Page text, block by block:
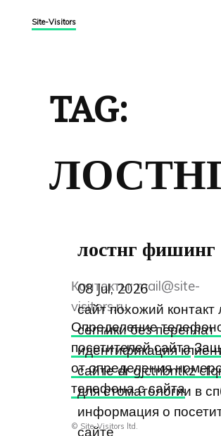
Site-Visitors
TAG:
лостнг фишинг
08 Jul, 2026
сайт похожий контакт
септики без переплат
идентификация
сайте dr gjctnbntkz
для стоматологии в
информация о
сайте
Контакты:mail@site-
visitors.ru
Определение
посетителей сайта
от определения
телефона с сайта
© Site-Visitors ltd.